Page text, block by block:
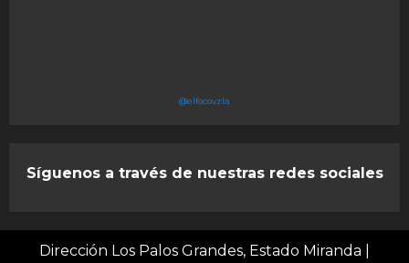
@elfocovzla
Síguenos a través de nuestras redes sociales
Dirección Los Palos Grandes, Estado Miranda